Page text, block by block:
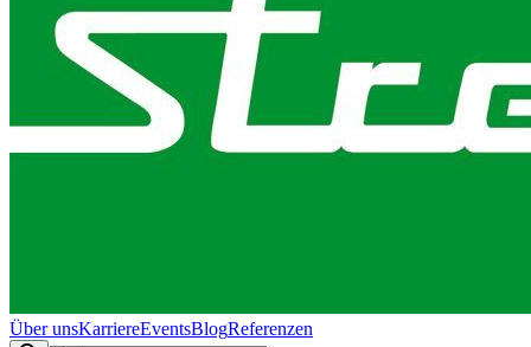
Über unsKarriereEventsBlogReferenzen